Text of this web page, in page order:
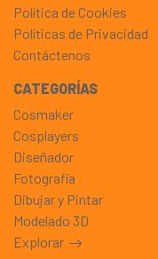
Política de Cookies
Políticas de Privacidad
Contáctenos
CATEGORÍAS
Cosmaker
Cosplayers
Diseñador
Fotografía
Dibujar y Pintar
Modelado 3D
Explorar